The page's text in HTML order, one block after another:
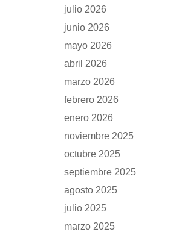
julio 2026
junio 2026
mayo 2026
abril 2026
marzo 2026
febrero 2026
enero 2026
noviembre 2025
octubre 2025
septiembre 2025
agosto 2025
julio 2025
marzo 2025